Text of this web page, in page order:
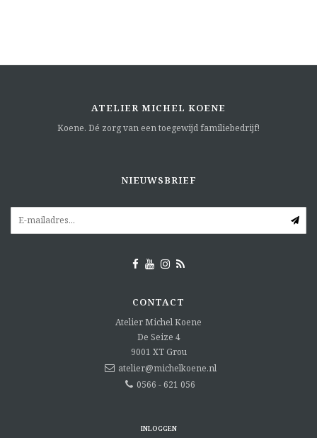
ATELIER MICHEL KOENE
Koene. Dé zorg van een toegewijd familiebedrijf!
NIEUWSBRIEF
CONTACT
Atelier Michel Koene
De Seize 4
9001 XT Grou
atelier@michelkoene.nl
0566 - 621 056
INLOGGEN